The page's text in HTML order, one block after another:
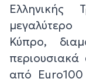
Ελληνικής
Κύπρο,
από Euro100